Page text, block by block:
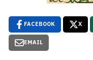
FACEBOOK X
EMAIL